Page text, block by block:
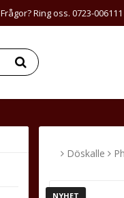
Frågor? Ring oss. 0723-006111
Döskalle
NYHET